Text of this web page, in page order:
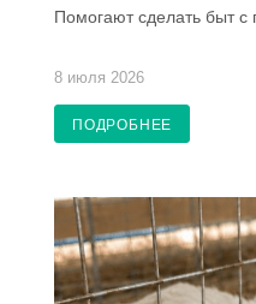
Помогают сделать быт
8 июля 2026
ПОДРОБНЕЕ